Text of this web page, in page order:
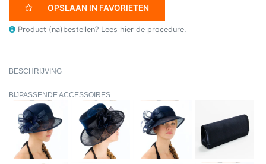
OPSLAAN IN FAVORIETEN
Product (na)bestellen? Lees hier de procedure.
BESCHRIJVING
BIJPASSENDE ACCESSOIRES